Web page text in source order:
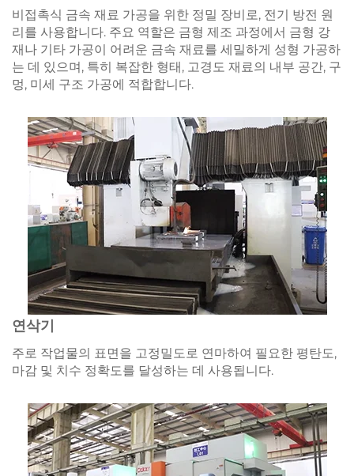
비접촉식 금속 재료 가공을 위한 정밀 장비로, 전기 방전 원
리를 사용합니다. 주요 역할은 금형 제조 과정에서 금형 강
재나 기타 가공이 어려운 금속 재료를 세밀하게 성형 가공하
는 데 있으며, 특히 복잡한 형태, 고경도 재료의 내부 공간, 구
멍, 미세 구조 가공에 적합합니다.
연삭기
주로 작업물의 표면을 고정밀도로 연마하여 필요한 평탄도,
마감 및 치수 정확도를 달성하는 데 사용됩니다.